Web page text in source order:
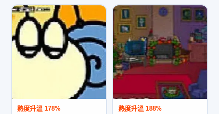
熱度升溫 178% 熱度升溫 188%